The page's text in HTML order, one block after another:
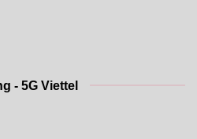
- 5G Viettel